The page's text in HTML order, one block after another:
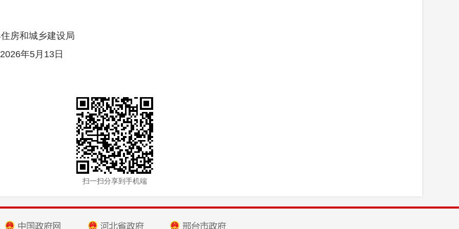
房和城乡建设局
年5月 13 日
扫一扫分享到手机端